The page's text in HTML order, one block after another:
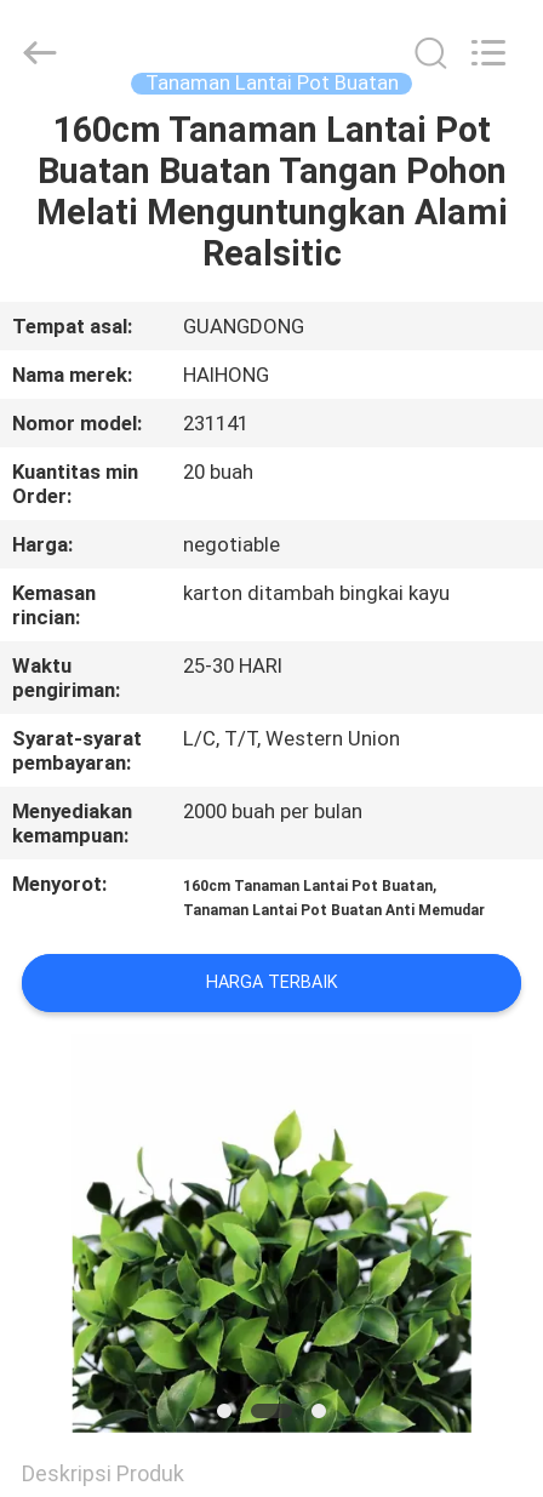
RUMAH
PRODUK
TENTANG
TUR
KONTROL
KAMI
BERITA
MINTA
SITEMAP
KEBIJAKAN
PRIVASI
Crafts
Factory.
Developed
Tanaman Lantai Pot Buatan
160cm Tanaman Lantai Pot
Buatan Buatan Tangan Pohon
Melati Menguntungkan Alami
Realsitic
Tempat asal:
GUANGDONG
Nama merek:
HAIHONG
Nomor model:
231141
Kuantitas min
Order:
20 buah
Harga:
negotiable
Kemasan
rincian:
karton ditambah bingkai kayu
Waktu
pengiriman:
25-30 HARI
Syarat-syarat
pembayaran:
L/C, T/T, Western Union
Menyediakan
kemampuan:
2000 buah per bulan
Menyorot: 160cm Tanaman Lantai Pot Buatan,
Tanaman Lantai Pot Buatan Anti Memudar
HARGA TERBAIK
Deskripsi Produk